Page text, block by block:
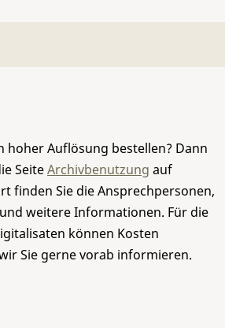
hoher Auflösung bestellen? Dann
SeiteArchivbenutzung auf
finden Sie die Ansprechpersonen,
weitere Informationen. Für die
können Kosten
Sie gerne vorab informieren.